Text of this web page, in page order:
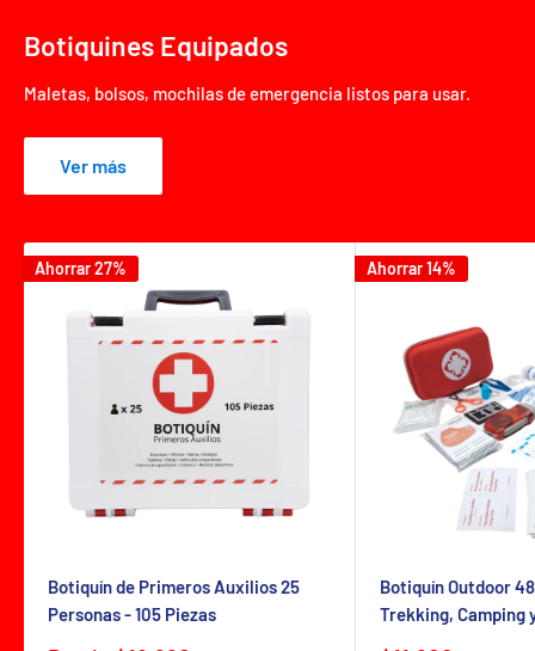
Botiquines Equipados
Maletas, bolsos, mochilas de emergencia listos para usar.
Ver más
Ahorrar 27%
Botiquín de Primeros Auxilios 25
Personas - 105 Piezas
Ahorrar 14%
Botiquín Outdoor
Trekking, Camping